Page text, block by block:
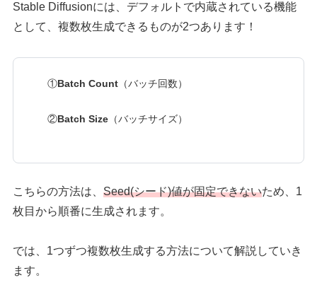
Stable Diffusionには、デフォルトで内蔵されている機能
として、複数枚生成できるものが2つあります！
①Batch Count （バッチ回数）
②Batch Size （バッチサイズ）
こちらの方法は、Seed(シード)値が固定できないため、1
枚目から順番に生成されます。
では、1つずつ複数枚生成する方法について解説していき
ます。